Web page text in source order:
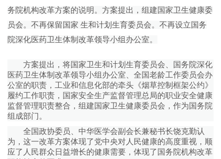
务院机构改革方案的说明。方案提出，组建国家卫生健康委
员会。不再保留国家 生和计划生育委员会。不再设立国务
院深化医药卫生体制改革领导小组办公室。
方案提出，将国家卫生和计划生育委员会、国务院深化
医药卫生体制改革领导小组办公室、全国老龄工作委员会办
公室的职责，工业和信息化部的牵头《烟草控制框架公约》
履约工作职责，国家安全生产监督管理总局的职业安全健康
监督管理职责整合，组建国家卫生健康委员会，作为国务院
组成部门。
全国政协委员、中华医学会副会长兼秘书长饶克勤认
为，这一改革方案体现了党中央对人民健康的高度重视，顺
应了人民群众日益增长的健康需要，体现了国务院机构改革